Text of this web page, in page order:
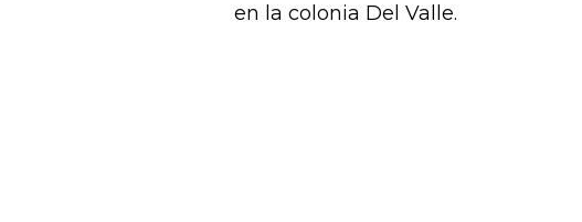
en la colonia Del Valle.